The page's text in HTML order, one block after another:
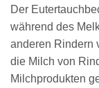
Der
während des
anderen Rindern
die Milch von
Milchprodukten